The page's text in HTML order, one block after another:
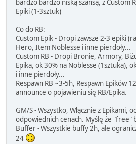
bardzo bardzo niską szansą, z Custom
Epiki (1-3sztuk)
Co do RB:
Custom Epik - Dropi zawsze 2-3 epiki
Hero, Item Noblesse i inne pierdoły...
Custom RB - Dropi Bronie, Armory,
Epika, ok 30% na Noblesse (1sztuka),
i inne pierdoły...
Respawn RB ~3-5h, Respawn Epików
announce o pojawieniu się RB/Epika.
GM/S - Wszystko, Włącznie z Epikami,
odpowiednich cenach. Myślę że "free"
Buffer - Wszystkie buffy 2h, ale
24